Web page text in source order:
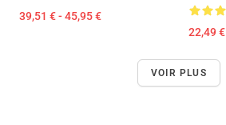
39,51 € - 45,95 €
22,49 €
VOIR PLUS